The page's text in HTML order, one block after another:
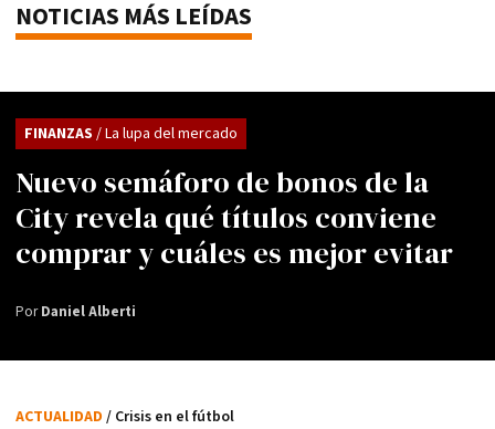
NOTICIAS MÁS LEÍDAS
Nuevo semáforo de bonos de la
City revela qué títulos conviene
comprar y cuáles es mejor evitar
FINANZAS / La lupa del mercado
PorDaniel Alberti
ACTUALIDAD / Crisis en el fútbol